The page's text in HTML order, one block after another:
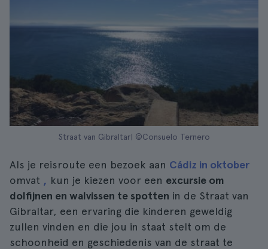
Straat van Gibraltar| ©Consuelo Ternero
Als je reisroute een bezoek aan Cádiz in oktober
omvat , kun je kiezen voor een excursie om
dolfijnen en walvissen te spotten in de Straat van
Gibraltar, een ervaring die kinderen geweldig
zullen vinden en die jou in staat stelt om de
schoonheid en geschiedenis van de straat te